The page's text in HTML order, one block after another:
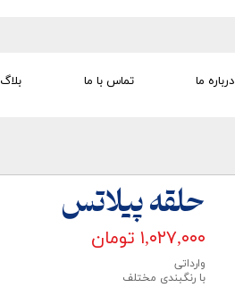
درباره ما تماس با ما بلاگ
حلقه پیلاتس
۱,۰۲۷,۰۰۰ تومان
وارداتی
با رنگبندی مختلف